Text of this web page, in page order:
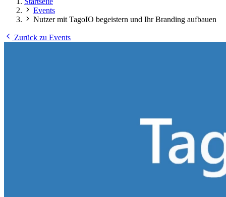
Events
Nutzer mit TagoIO begeistern und Ihr Branding aufbauen
Zurück zu Events